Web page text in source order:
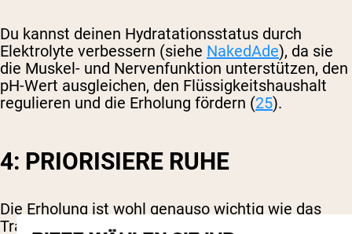
Du kannst deinen Hydratationsstatus durch
Elektrolyte verbessern (siehe NakedAde), da sie
die Muskel- und Nervenfunktion unterstützen, den
pH-Wert ausgleichen, den Flüssigkeitshaushalt
regulieren und die Erholung fördern (25).
4: PRIORISIERE RUHE
Die Erholung ist wohl genauso wichtig wie das
Training selbst, da Studien darauf hinweisen, dass